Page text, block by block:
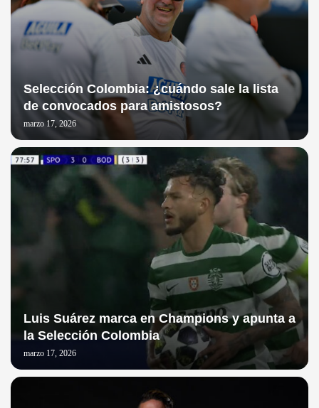
Selección Colombia: ¿cuándo sale la lista
de convocados para amistosos?
marzo 17, 2026
Luis Suárez marca en Champions y apunta a
la Selección Colombia
marzo 17, 2026